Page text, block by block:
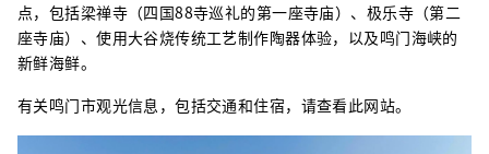
点，包括梁禅寺（四国88寺巡礼的第一座寺庙）、极乐寺（第二
座寺庙）、使用大谷烧传统工艺制作陶器体验，以及鸣门海峡的
新鲜海鲜。
有关鸣门市观光信息，包括交通和住宿，请查看此网站。